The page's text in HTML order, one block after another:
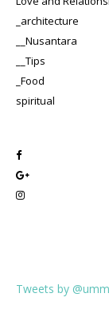
_architecture
__Nusantara
__Tips
_Food
spiritual
Tweets by